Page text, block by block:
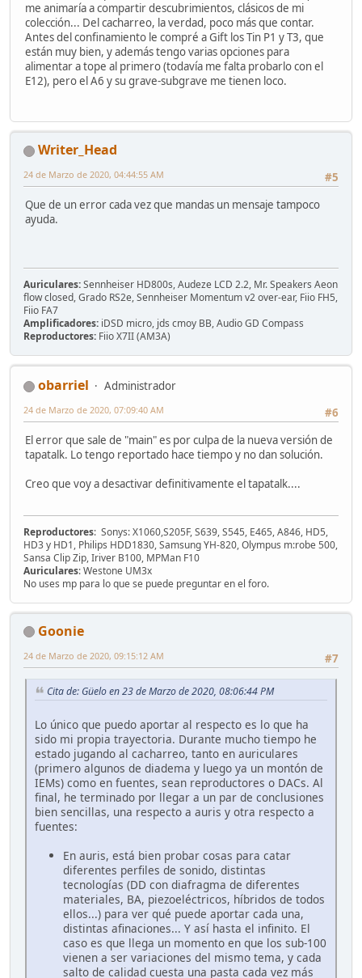
me animaría a compartir descubrimientos, clásicos de mi
colección... Del cacharreo, la verdad, poco más que contar.
Antes del confinamiento le compré a Gift los Tin P1 y T3, que
están muy bien, y además tengo varias opciones para
alimentar a tope al primero (todavía me falta probarlo con el
E12), pero el A6 y su grave-subgrave me tienen loco.
Writer_Head
#5
24 de Marzo de 2020, 04:44:55 AM
Que de un error cada vez que mandas un mensaje tampoco
ayuda.
Auriculares:Sennheiser HD800s, Audeze LCD 2.2, Mr. Speakers Aeon
flow closed, Grado RS2e, Sennheiser Momentum v2 over-ear, Fiio FH5,
Fiio FA7
Amplificadores: iDSD micro, jds cmoy BB, Audio GD Compass
Reproductores: Fiio X7II (AM3A)
obarriel
Administrador
#6
24 de Marzo de 2020, 07:09:40 AM
El error que sale de "main" es por culpa de la nueva versión de
tapatalk. Lo tengo reportado hace tiempo y no dan solución.
Creo que voy a desactivar definitivamente el tapatalk....
Reproductores: Sonys: X1060,S205F, S639, S545, E465, A846, HD5,
HD3 y HD1, Philips HDD1830, Samsung YH-820, Olympus m:robe 500,
Sansa Clip Zip, Iriver B100, MPMan F10
Auriculares: Westone UM3x
No uses mp para lo que se puede preguntar en el foro.
Goonie
#7
24 de Marzo de 2020, 09:15:12 AM
Cita de: Güelo en 23 de Marzo de 2020, 08:06:44 PM
Lo único que puedo aportar al respecto es lo que ha
sido mi propia trayectoria. Durante mucho tiempo he
estado jugando al cacharreo, tanto en auriculares
(primero algunos de diadema y luego ya un montón de
IEMs) como en fuentes, sean reproductores o DACs. Al
final, he terminado por llegar a un par de conclusiones
bien sencillas, una respecto a auris y otra respecto a
fuentes:
En auris, está bien probar cosas para catar
diferentes perfiles de sonido, distintas
tecnologías (DD con diafragma de diferentes
materiales, BA, piezoeléctricos, híbridos de todos
ellos...) para ver qué puede aportar cada una,
distintas afinaciones... Y así hasta el infinito. El
caso es que llega un momento en que los sub-100
vienen a ser variaciones del mismo tema, y cada
salto de calidad cuesta una pasta cada vez más